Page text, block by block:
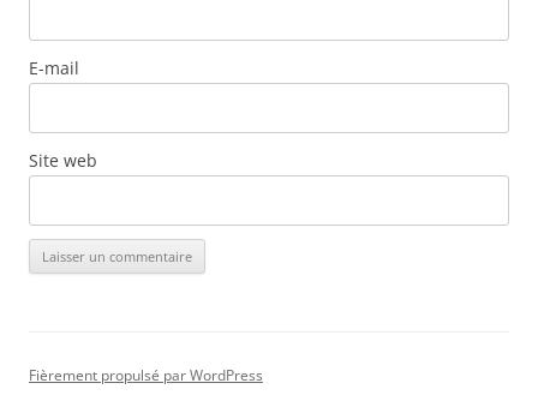
E-mail
Site web
Fièrement propulsé par WordPress